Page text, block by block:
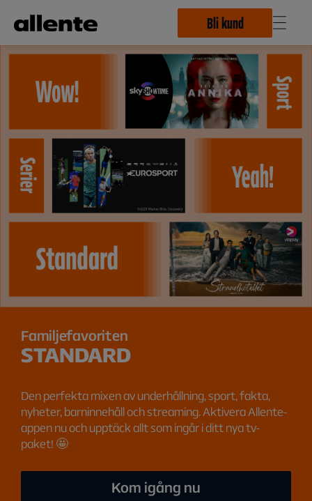
Bli kund
Familjefavoriten
STANDARD
Den perfekta mixen av underhållning, sport, fakta,
nyheter, barninnehåll och streaming. Aktivera Allente-
appen nu och upptäck allt som ingår i ditt nya tv-
paket! 🤩
Kom igång nu